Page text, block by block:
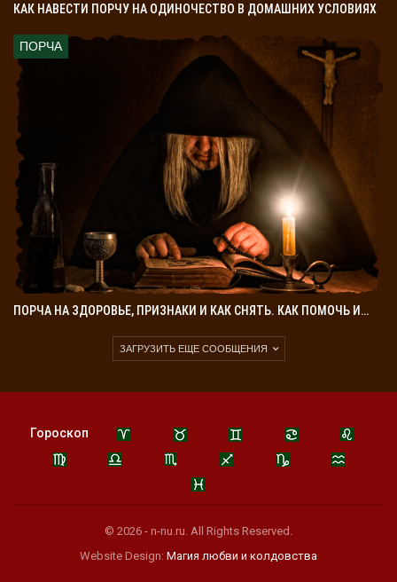
КАК НАВЕСТИ ПОРЧУ НА ОДИНОЧЕСТВО В ДОМАШНИХ УСЛОВИЯХ
ПОРЧА
ПОРЧА НА ЗДОРОВЬЕ, ПРИЗНАКИ И КАК СНЯТЬ. КАК ПОМОЧЬ И…
ЗАГРУЗИТЬ ЕЩЕ СООБЩЕНИЯ
Гороскоп
© 2026 - n-nu.ru. All Rights Reserved.
Website Design: Магия любви и колдовства